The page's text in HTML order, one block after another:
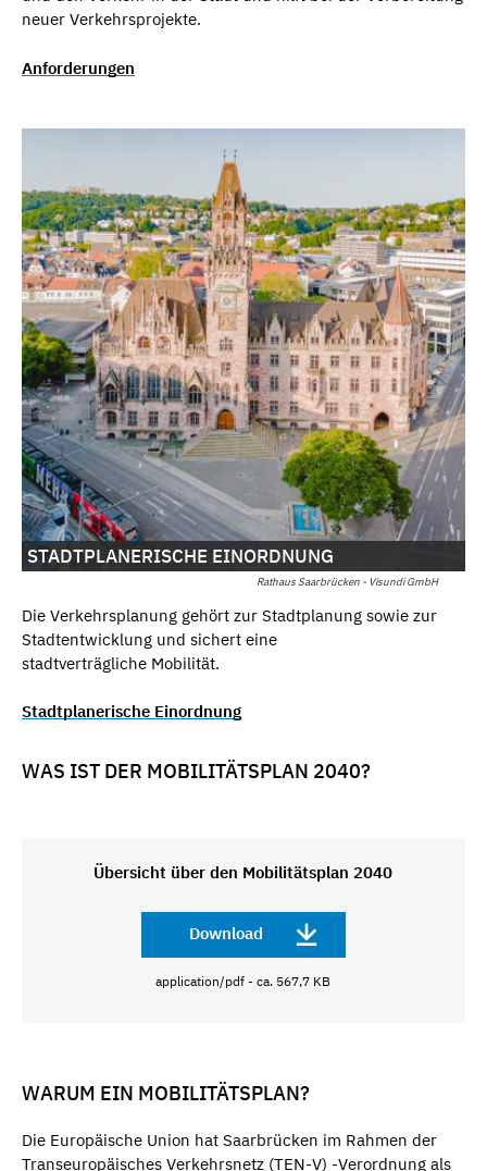
neuer Verkehrsprojekte.
Anforderungen
Rathaus Saarbrücken - Visundi GmbH
STADTPLANERISCHE EINORDNUNG
Die Verkehrsplanung gehört zur Stadtplanung sowie zur
Stadtentwicklung und sichert eine
stadtverträgliche Mobilität.
Stadtplanerische Einordnung
WAS IST DER MOBILITÄTSPLAN 2040?
Übersicht über den Mobilitätsplan 2040
Download
application/pdf - ca. 567,7 KB
WARUM EIN MOBILITÄTSPLAN?
Die Europäische Union hat Saarbrücken im Rahmen der
Transeuropäisches Verkehrsnetz (TEN-V) -Verordnung als